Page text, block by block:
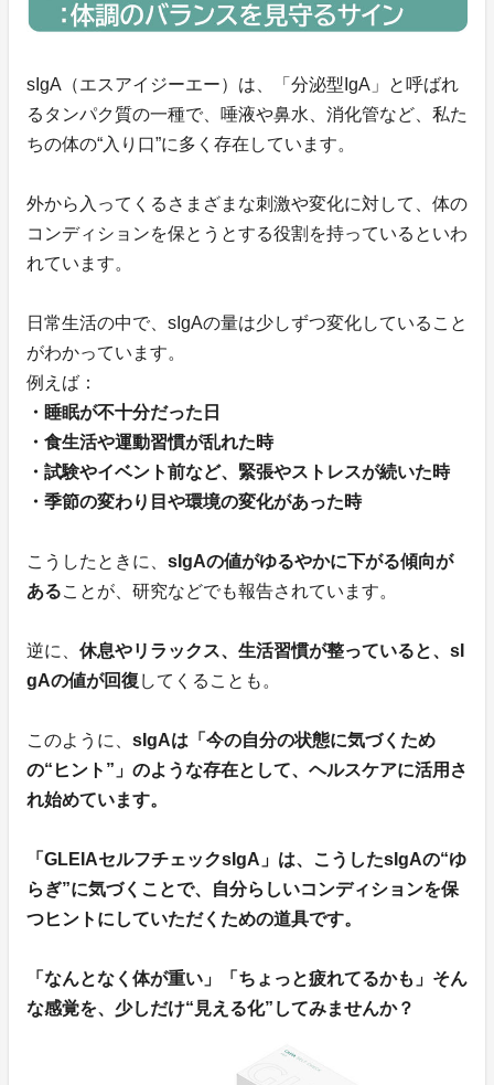
sIgA（エスアイジーエー）は、「分泌型IgA」と呼ばれ
るタンパク質の一種で、唾液や鼻水、消化管など、私た
ちの体の“入り口”に多く存在しています。
外から入ってくるさまざまな刺激や変化に対して、体の
コンディションを保とうとする役割を持っているといわ
れています。
日常生活の中で、sIgAの量は少しずつ変化していること
がわかっています。
例えば：
・睡眠が不十分だった日
・食生活や運動習慣が乱れた時
・試験やイベント前など、緊張やストレスが続いた時
・季節の変わり目や環境の変化があった時
こうしたときに、 sIgAの値がゆるやかに下がる傾向が
あることが、研究などでも報告されています。
逆に、 休息やリラックス、生活習慣が整っていると、sI
gAの値が回復 してくることも。
このように、 sIgAは「今の自分の状態に気づくため
の“ヒント”」のような存在として、ヘルスケアに活用さ
れ始めています。
「GLEIAセルフチェックsIgA」は、こうしたsIgAの“ゆ
らぎ”に気づくことで、自分らしいコンディションを保
つヒントにしていただくための道具です。
「なんとなく体が重い」「ちょっと疲れてるかも」そん
な感覚を、少しだけ“見える化”してみませんか？